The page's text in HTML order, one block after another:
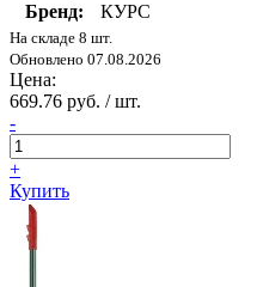
Бренд:
КУРС
На складе 8 шт.
Обновлено 07.08.2026
Цена:
669.76 руб. / шт.
-
+
Купить